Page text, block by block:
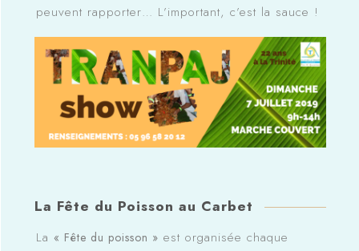
peuvent rapporter… L’important, c’est la sauce !
La Fête du Poisson au Carbet
La « Fête du poisson » est organisée chaque